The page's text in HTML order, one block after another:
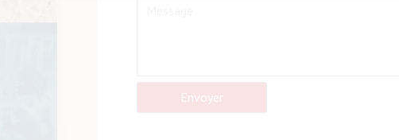
Envoyer